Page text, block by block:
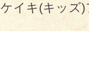
イキ(キッズ